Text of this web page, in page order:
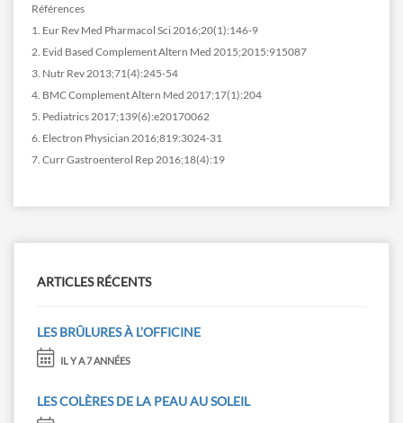
Références
1. Eur Rev Med Pharmacol Sci 2016;20(1):146-9
2. Evid Based Complement Altern Med 2015;2015:915087
3. Nutr Rev 2013;71(4):245-54
4. BMC Complement Altern Med 2017;17(1):204
5. Pediatrics 2017;139(6):e20170062
6. Electron Physician 2016;819:3024-31
7. Curr Gastroenterol Rep 2016;18(4):19
ARTICLES RÉCENTS
LES BRÛLURES À L’OFFICINE
IL Y A 7 ANNÉES
LES COLÈRES DE LA PEAU AU SOLEIL